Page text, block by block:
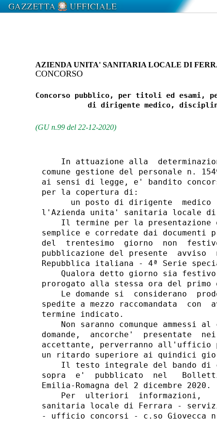
AZIENDA UNITA' SANITARIA LOCALE DI
CONCORSO
Concorso pubblico, per titoli ed esami,
di dirigente medico,
(GU n.99 del 22-12-2020)
In attuazione alla
comune gestione del personale n.
ai sensi di legge, e' bandito
per la copertura di:
un posto di dirigente  medico
l'Azienda unita' sanitaria locale
Il termine per la presentazione
semplice e corredate dai
del  trentesimo  giorno  non
pubblicazione del presente
Repubblica italiana - 4ª Serie
Qualora detto giorno sia
prorogato alla stessa ora del
Le domande si  considerano
spedite a mezzo raccomandata
termine indicato.
Non saranno comunque ammessi al
domande,  ancorche'  presentate
accettante, perverranno all'ufficio
un ritardo superiore ai quindici
Il testo integrale del bando di
sopra  e'  pubblicato  nel
Emilia-Romagna del 2 dicembre 2020.
Per  ulteriori  informazioni,
sanitaria locale di Ferrara -
- ufficio concorsi - c.so Giovecca